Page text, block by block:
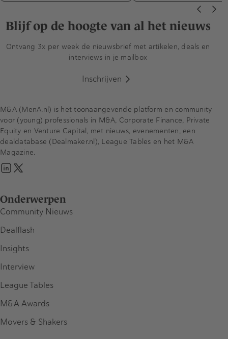
Blijf op de hoogte van al het nieuws
Ontvang 3x per week de nieuwsbrief met artikelen, deals en
interviews in je mailbox
Inschrijven
Onderwerpen
Community Nieuws
Dealflash
Insights
Interview
League Tables
M&A Awards
Movers & Shakers
M&A (MenA.nl) is het toonaangevende platform en community
voor (young) professionals in M&A, Corporate Finance, Private
Equity en Venture Capital, met nieuws, evenementen, een
dealdatabase (Dealmaker.nl), League Tables en het M&A
Magazine.